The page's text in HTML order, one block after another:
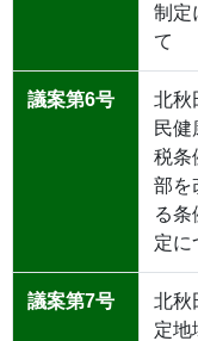
制定
て
議案第6号
北秋
民健
税条
部を
る条
定に
議案第7号
北秋
定地